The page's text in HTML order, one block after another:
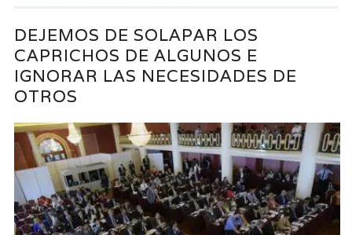
DEJEMOS DE SOLAPAR LOS
CAPRICHOS DE ALGUNOS E
IGNORAR LAS NECESIDADES DE
OTROS